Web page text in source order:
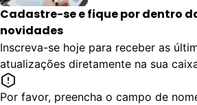
Cadastre-se e fique por dentro
novidades
Inscreva-se hoje para receber as
atualizações diretamente na sua
Por favor, preencha o campo de